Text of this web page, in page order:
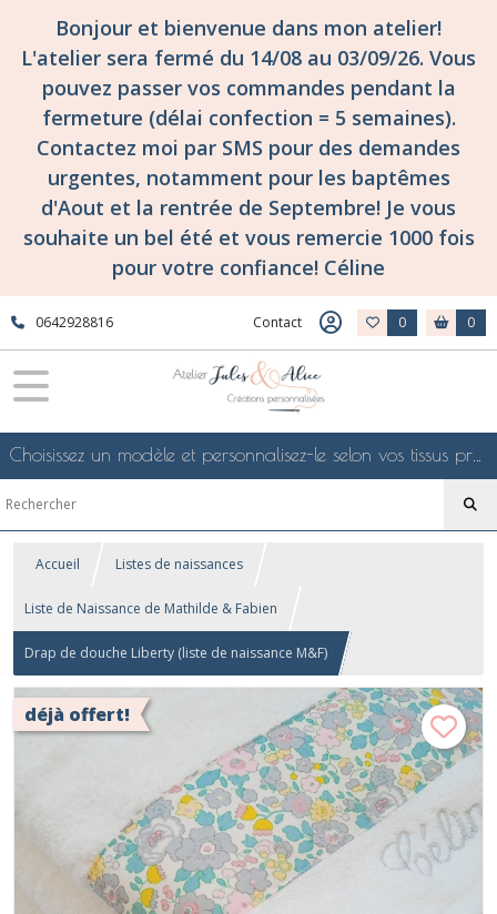
Bonjour et bienvenue dans mon atelier!
L'atelier sera fermé du 14/08 au 03/09/26. Vous
pouvez passer vos commandes pendant la
fermeture (délai confection = 5 semaines).
Contactez moi par SMS pour des demandes
urgentes, notamment pour les baptêmes
d'Aout et la rentrée de Septembre! Je vous
souhaite un bel été et vous remercie 1000 fois
pour votre confiance! Céline
0642928816 Contact 0 0
Choisissez un modèle et personnalisez-le selon vos tissus préférés de mes collections en ligne, je le confectionnerai selon vos souhaits
Accueil Listes de naissances
Liste de Naissance de Mathilde & Fabien
Drap de douche Liberty (liste de naissance M&F)
déjà offert!